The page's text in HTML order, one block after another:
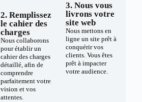
2. Remplissez
le cahier des
charges
Nous collaborons
pour établir un
cahier des charges
détaillé, afin de
comprendre
parfaitement votre
vision et vos
attentes.
3. Nous vous
livrons votre
site web
Nous mettons en
ligne un site prêt à
conquérir vos
clients. Vous êtes
prêt à impacter
votre audience.